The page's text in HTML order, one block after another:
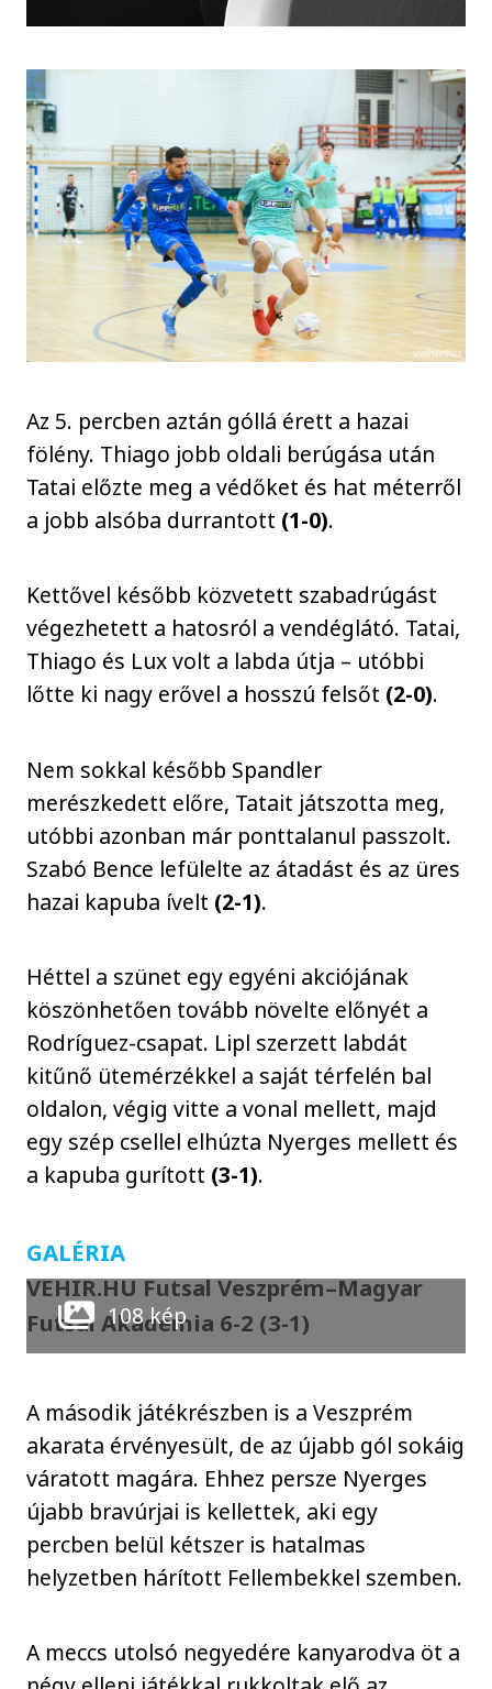
Az 5. percben aztán góllá érett a hazai
fölény. Thiago jobb oldali berúgása után
Tatai előzte meg a védőket és hat méterről
a jobb alsóba durrantott (1-0).
Kettővel később közvetett szabadrúgást
végezhetett a hatosról a vendéglátó. Tatai,
Thiago és Lux volt a labda útja – utóbbi
lőtte ki nagy erővel a hosszú felsőt (2-0).
Nem sokkal később Spandler
merészkedett előre, Tatait játszotta meg,
utóbbi azonban már ponttalanul passzolt.
Szabó Bence lefülelte az átadást és az üres
hazai kapuba ívelt (2-1).
Héttel a szünet egy egyéni akciójának
köszönhetően tovább növelte előnyét a
Rodríguez-csapat. Lipl szerzett labdát
kitűnő ütemérzékkel a saját térfelén bal
oldalon, végig vitte a vonal mellett, majd
egy szép csellel elhúzta Nyerges mellett és
a kapuba gurított (3-1).
GALÉRIA
VEHIR.HU Futsal Veszprém–Magyar
Futsal Akadémia 6-2 (3-1)
108 kép
A második játékrészben is a Veszprém
akarata érvényesült, de az újabb gól sokáig
váratott magára. Ehhez persze Nyerges
újabb bravúrjai is kellettek, aki egy
percben belül kétszer is hatalmas
helyzetben hárított Fellembekkel szemben.
A meccs utolsó negyedére kanyarodva öt a